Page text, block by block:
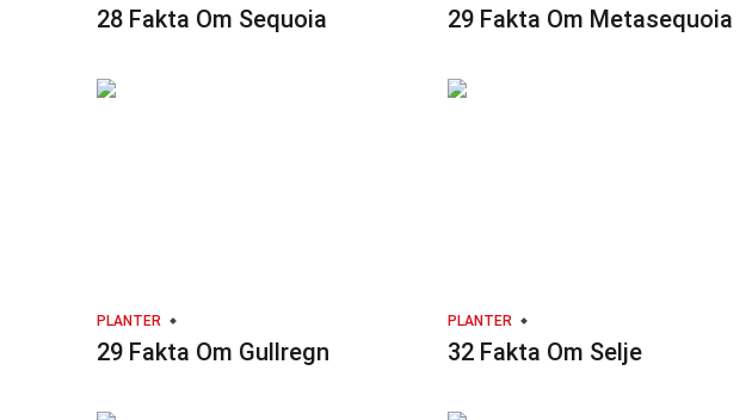
28 Fakta Om Sequoia 29 Fakta Om Metasequoia
PLANTER
29 Fakta Om Gullregn
PLANTER
32 Fakta Om Selje